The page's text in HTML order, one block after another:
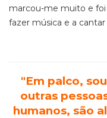
marcou-me muito e
fazer música e a
"Em palco,
outras
humanos, são